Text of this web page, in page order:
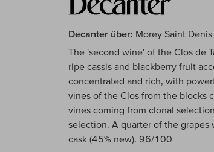
Decanter über: Morey Saint
The 'second wine' of the Clos de
ripe cassis and blackberry fruit
concentrated and rich, with
vines of the Clos from the blocks
vines coming from clonal
selection. A quarter of the
cask (45% new). 96/100